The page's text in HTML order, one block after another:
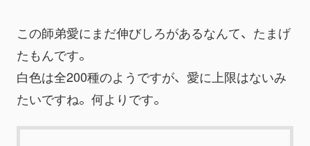
この師弟愛にまだ伸びしろがあるなんて、たまげ
たもんです。
白色は全200種のようですが、愛に上限はないみ
たいですね。何よりです。